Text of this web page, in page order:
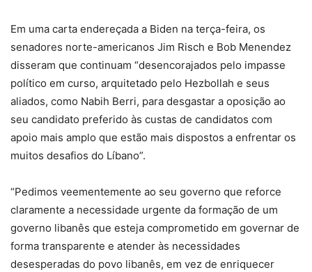
Em uma carta endereçada a Biden na terça-feira, os
senadores norte-americanos Jim Risch e Bob Menendez
disseram que continuam “desencorajados pelo impasse
político em curso, arquitetado pelo Hezbollah e seus
aliados, como Nabih Berri, para desgastar a oposição ao
seu candidato preferido às custas de candidatos com
apoio mais amplo que estão mais dispostos a enfrentar os
muitos desafios do Líbano”.
“Pedimos veementemente ao seu governo que reforce
claramente a necessidade urgente da formação de um
governo libanês que esteja comprometido em governar de
forma transparente e atender às necessidades
desesperadas do povo libanês, em vez de enriquecer